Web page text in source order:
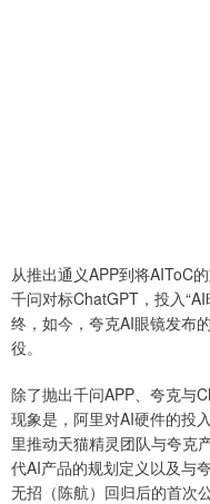
从推出通义APP到将AIToC
千问对标ChatGPT，投入
终，如今，夸克AI眼镜发布
役。
除了抛出千问APP、夸克与
现象是，阿里对AI硬件的投
里推动天猫精灵团队与夸克
代AI产品的规划定义以及与
无招（陈航）回归后的首次